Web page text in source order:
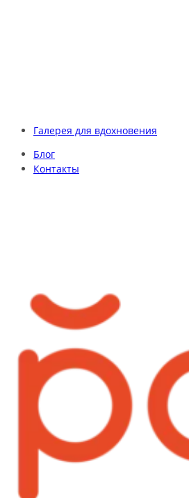
Галерея для вдохновения
Блог
Контакты